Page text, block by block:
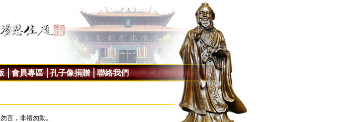
會員專區 孔子像捐贈 聯絡我們
言，非禮勿動。